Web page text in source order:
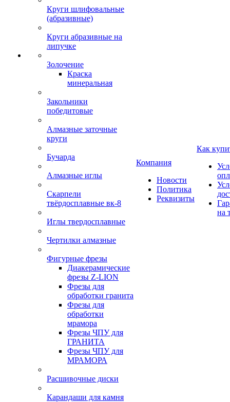
Круги шлифовальные
(абразивные)
Круги абразивные на
липучке
Золочение
Краска
минеральная
Закольники
победитовые
Алмазные заточные
круги
Бучарда
Алмазные иглы
Скарпели
твёрдосплавные вк-8
Иглы твердосплавные
Чертилки алмазные
Фигурные фрезы
Диакерамические
фрезы Z-LION
Фрезы для
обработки гранита
Фрезы для
обработки
мрамора
Фрезы ЧПУ для
ГРАНИТА
Фрезы ЧПУ для
МРАМОРА
Расшивочные диски
Карандаши для камня
Компания
Новости
Политика
Реквизиты
Как
на